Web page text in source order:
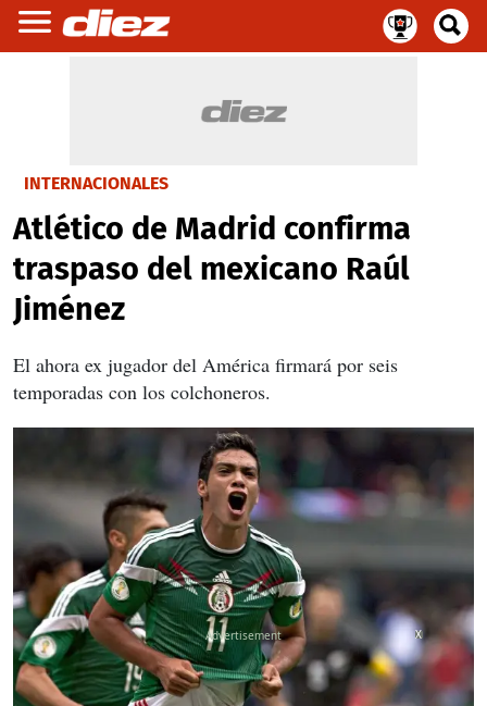
INTERNACIONALES
Atlético de Madrid confirma
traspaso del mexicano Raúl
Jiménez
El ahora ex jugador del América firmará por seis
temporadas con los colchoneros.
X